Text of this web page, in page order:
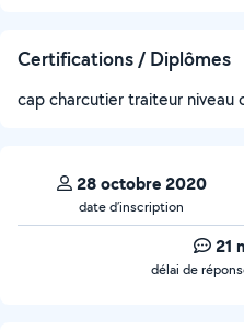
Certifications / Diplômes
cap charcutier traiteur niveau
28 octobre 2020
date d’inscription
21
délai de